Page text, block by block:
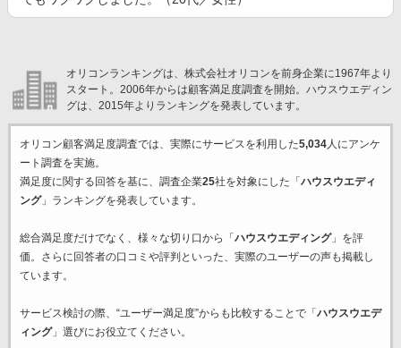
オリコンランキングは、株式会社オリコンを前身企業に1967年より
スタート。2006年からは顧客満足度調査を開始。ハウスウエディン
グは、2015年よりランキングを発表しています。
オリコン顧客満足度調査では、実際にサービスを利用した5,034人にアンケ
ート調査を実施。
満足度に関する回答を基に、調査企業25社を対象にした「 ハウスウエディ
ング」ランキングを発表しています。
総合満足度だけでなく、様々な切り口から「 ハウスウエディング」を評
価。さらに回答者の口コミや評判といった、実際のユーザーの声も掲載し
ています。
サービス検討の際、“ユーザー満足度”からも比較することで「 ハウスウエデ
ィング」選びにお役立てください。